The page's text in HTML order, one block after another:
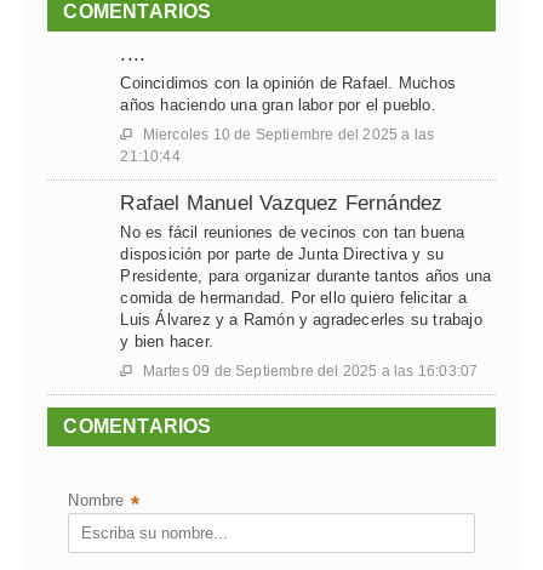
COMENTARIOS
....
Coincidimos con la opinión de Rafael. Muchos
años haciendo una gran labor por el pueblo.

Miercoles 10 de Septiembre del 2025 a las
21:10:44
Rafael Manuel Vazquez Fernández
No es fácil reuniones de vecinos con tan buena
disposición por parte de Junta Directiva y su
Presidente, para organizar durante tantos años una
comida de hermandad. Por ello quiero felicitar a
Luis Álvarez y a Ramón y agradecerles su trabajo
y bien hacer.
 Martes 09 de Septiembre del 2025 a las 16:03:07
COMENTARIOS
Nombre *